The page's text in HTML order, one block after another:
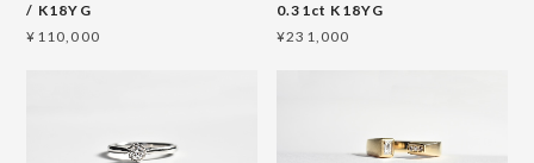
/ K18YG
¥110,000
0.31ct K18YG
¥231,000